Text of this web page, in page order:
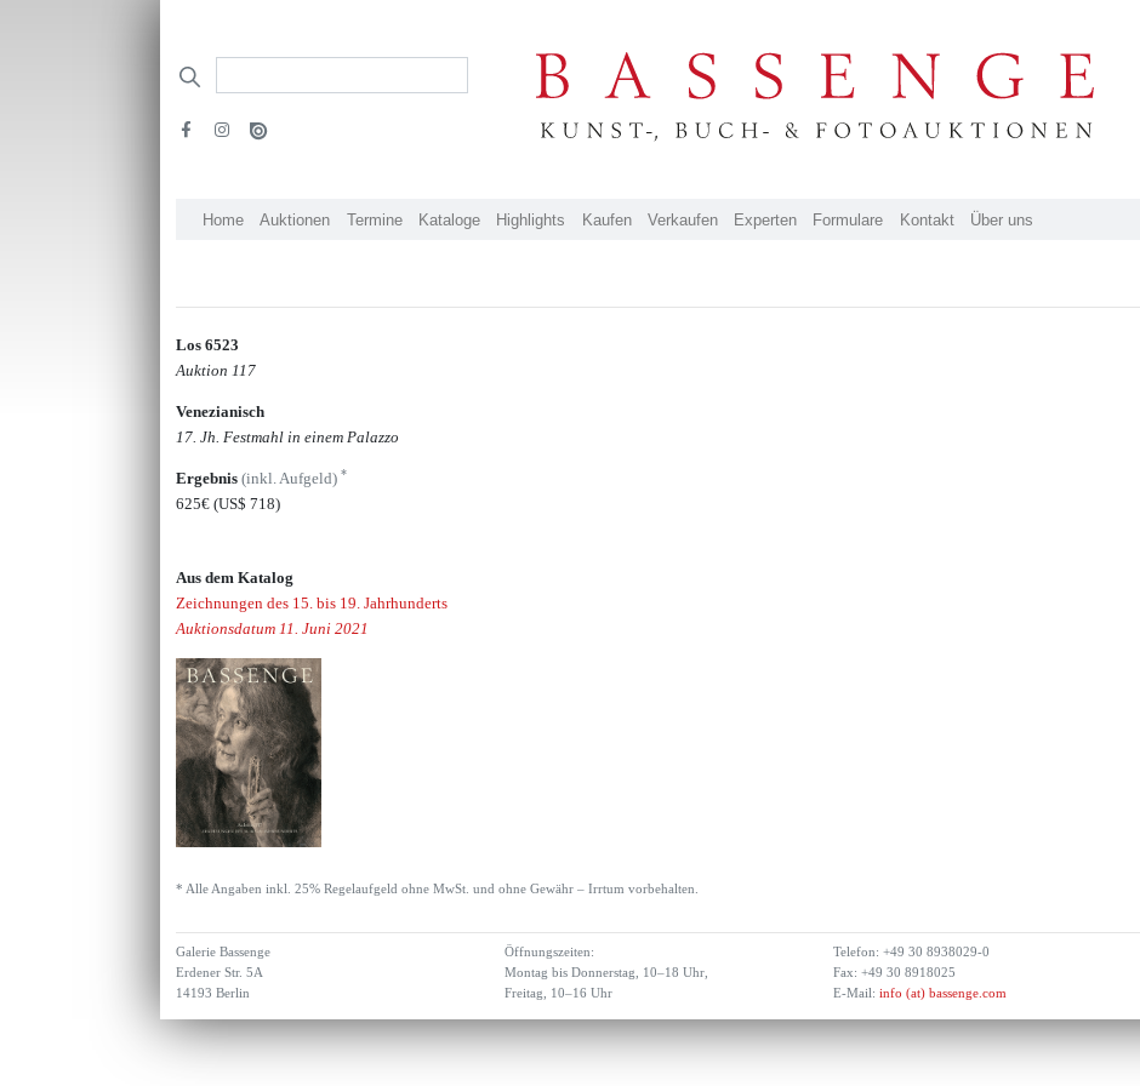
Home Auktionen Termine Kataloge Highlights Kaufen Verkaufen Experten Formulare Kontakt Über uns
Los 6523
Auktion 117
Venezianisch
17. Jh. Festmahl in einem Palazzo
Ergebnis(inkl. Aufgeld)*
625€(US$ 718)
Aus dem Katalog
Zeichnungen des 15. bis 19. Jahrhunderts
Auktionsdatum 11. Juni 2021
* Alle Angaben inkl. 25% Regelaufgeld ohne MwSt. und ohne Gewähr – Irrtum vorbehalten.
Galerie Bassenge
Erdener Str. 5A
14193 Berlin
Öffnungszeiten:
Montag bis Donnerstag, 10–18 Uhr,
Freitag, 10–16 Uhr
Telefon: +49 30 8938029-0
Fax: +49 30 8918025
E-Mail: info (at) bassenge.com